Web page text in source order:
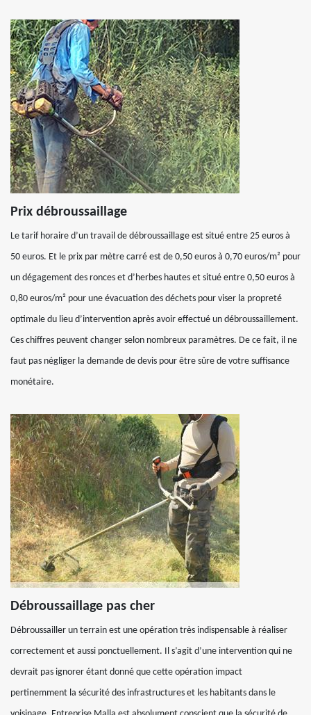
Prix débroussaillage
Le tarif horaire d’un travail de débroussaillage est situé entre 25 euros à
50 euros. Et le prix par mètre carré est de 0,50 euros à 0,70 euros/m² pour
un dégagement des ronces et d’herbes hautes et situé entre 0,50 euros à
0,80 euros/m² pour une évacuation des déchets pour viser la propreté
optimale du lieu d’intervention après avoir effectué un débroussaillement.
Ces chiffres peuvent changer selon nombreux paramètres. De ce fait, il ne
faut pas négliger la demande de devis pour être sûre de votre suffisance
monétaire.
Débroussaillage pas cher
Débroussailler un terrain est une opération très indispensable à réaliser
correctement et aussi ponctuellement. Il s’agit d’une intervention qui ne
devrait pas ignorer étant donné que cette opération impact
pertinemment la sécurité des infrastructures et les habitants dans le